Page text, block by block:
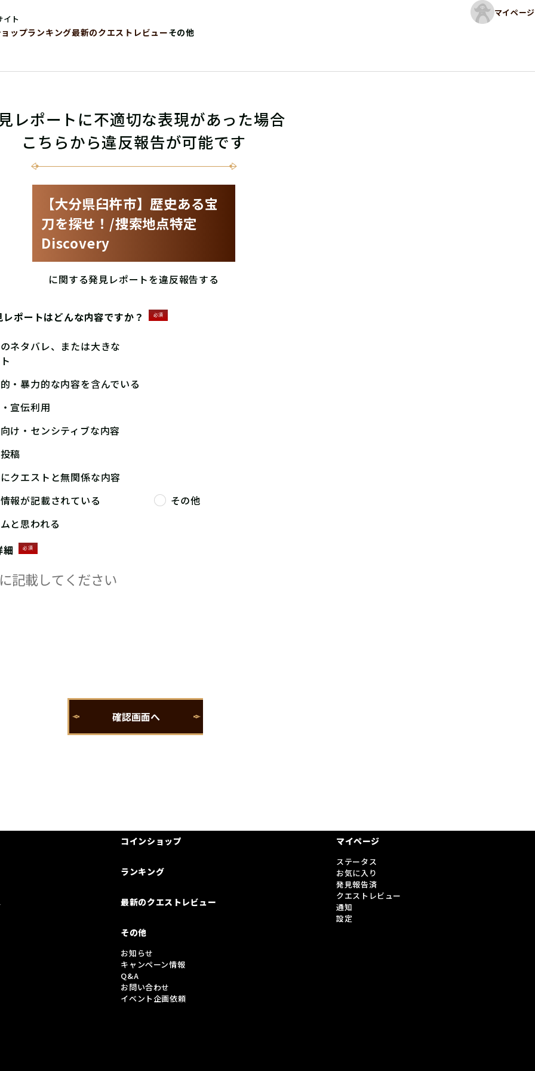
イト
マイページ
ップランキング最新のクエストレビューその他
レポートに不適切な表現があった場合
こちらから違反報告が可能です
【大分県臼杵市】歴史ある宝
刀を探せ！/捜索地点特定
Discovery
に関する発見レポートを違反報告する
ポートはどんな内容ですか？ 必須
ネタバレ、または大きな
・暴力的な内容を含んでいる
宣伝利用
け・センシティブな内容
稿
クエストと無関係な内容
報が記載されている
その他
と思われる
細
必須
コインショップ
ランキング
最新のクエストレビュー
その他
お知らせ
キャンペーン情報
Q&A
お問い合わせ
イベント企画依頼
マイページ
ステータス
お気に入り
発見報告済
クエストレビュー
通知
設定